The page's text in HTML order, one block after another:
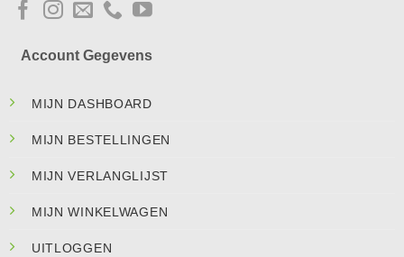
Account Gegevens
MIJN DASHBOARD
MIJN BESTELLINGEN
MIJN VERLANGLIJST
MIJN WINKELWAGEN
UITLOGGEN